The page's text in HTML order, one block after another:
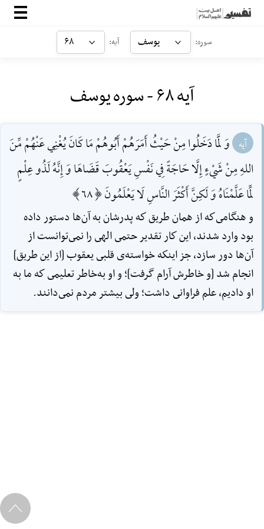
صفحه‌اصلی
ارتباط با ما
سوره: یوسف آیه: ۶۸
آیه ۶۸ - سوره یوسف
آیه وَ لَمَّا دَخَلُوا مِنْ حَيْثُ أَمَرَهُمْ أَبُوهُمْ مَا كَانَ يُغْنِي عَنْهُمْ مِّنَ
اللهِ مِنْ شَيْءٍ إِلَّا حَاجَةً فِي نَفْسِ يَعْقُوبَ قَضَاهَا وَ إِنَّهُ لَذُو عِلْمٍ
لِّمَا عَلَّمْنَاهُ وَ لَكِنَّ أَكْثَرَ النَّاسِ لَا يَعْلَمُونَ [68]
و هنگامى‌كه از همان طريق كه پدرشان به آن‌ها دستور داده
بود وارد شدند، اين كار تقدير حتمى الهى را نمى‌توانست از
آن‌ها دور سازد، جز اينكه خواسته‌ی قلبى يعقوب [از اين طريق]
انجام شد [و خاطرش آرام گرفت]؛ و او به‌خاطر تعليمى كه ما به
او داديم، علم فراوانى داشت؛ ولى بيشتر مردم نمى‌دانند.